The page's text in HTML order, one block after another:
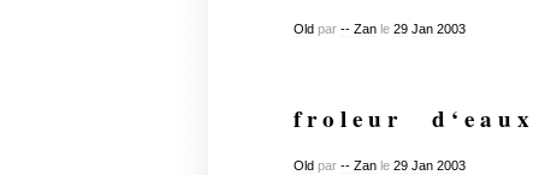
Oldpar -- Zanle 29 Jan 2003
f r o l e u r….. d ‘ e a u x
Oldpar -- Zanle 29 Jan 2003